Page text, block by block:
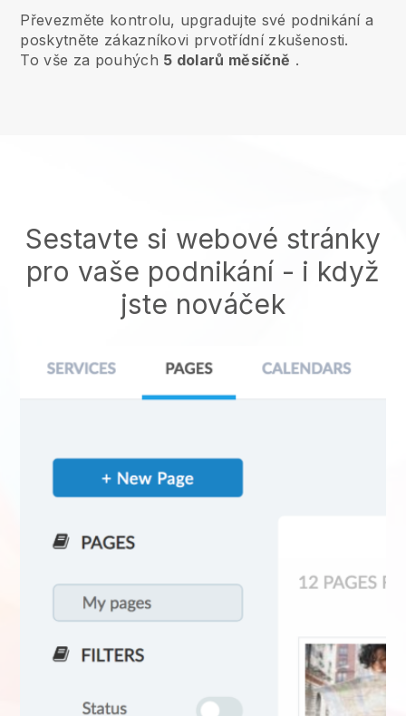
Převezměte kontrolu, upgradujte své podnikání a
poskytněte zákazníkovi prvotřídní zkušenosti.
To vše za pouhých 5 dolarů měsíčně .
Sestavte si webové stránky
pro vaše podnikání - i když
jste nováček